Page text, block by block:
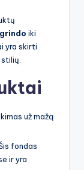
iki
yra skirti
už mažą
fondas
ir yra